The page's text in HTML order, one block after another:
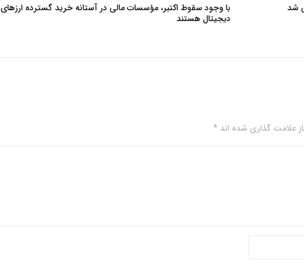
شد
با وجود سقوط اکتبر، مؤسسات مالی در آستانه خرید گسترده ارزهای
دیجیتال هستند
علامت گذاری شده اند *